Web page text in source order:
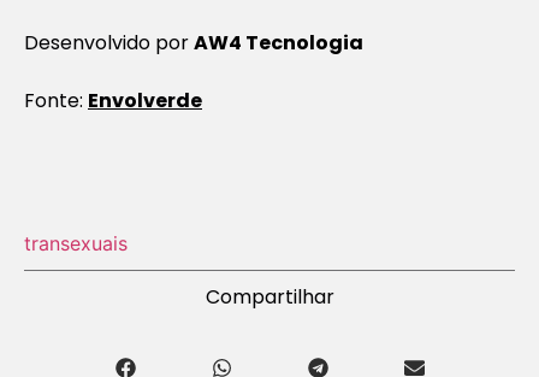
Desenvolvido porAW4 Tecnologia
Fonte: Envolverde
transexuais
Compartilhar